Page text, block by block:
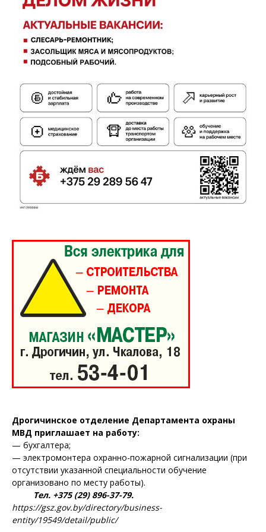
Дрогичинское отделение Департамента охраны
МВД приглашает на работу:
— бухгалтера;
— электромонтера охранно-пожарной сигнализации (при
отсутствии указанной специальности обучение
организовано по месту работы).
Тел. +375 (29) 896-37-79.
https://gsz.gov.by/directory/business-
entity/19549/detail/public/